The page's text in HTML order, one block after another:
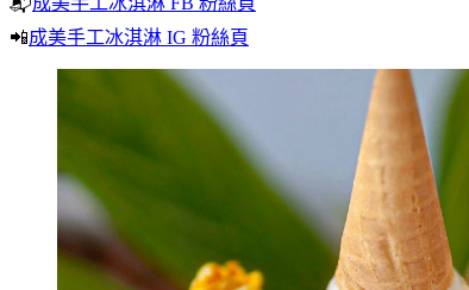
📲成美手工冰淇淋 IG 粉絲頁